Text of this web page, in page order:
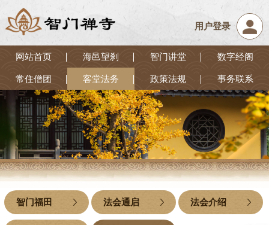
用户登录
网站首页 海邑望刹 智门讲堂 数字经阁
常住僧团 客堂法务 政策法规 事务联系
智门福田 法会通启 法会介绍